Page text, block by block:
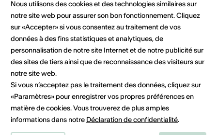
Eventveranstalter
c/o FunkySoul­Food GmbH
Untere Gasse 2
3800 Unterseen
E-Mail
Site Internet
Planifier un itinéraire
Transports publics
Réseaux sociaux
Nous utilisons des cookies et des technologies similaires sur
notre site web pour assurer son bon fonctionnement. Cliquez
sur «Accepter» si vous consentez au traitement de vos
données à des fins statistiques et analytiques, de
personnalisation de notre site Internet et de notre publicité sur
des sites de tiers ainsi que de reconnaissance des visiteurs sur
notre site web.
Si vous n’acceptez pas le traitement des données, cliquez sur
«Paramètres» pour enregistrer vos propres préférences en
matière de cookies. Vous trouverez de plus amples
informations dans notre Déclaration de confidentialité.